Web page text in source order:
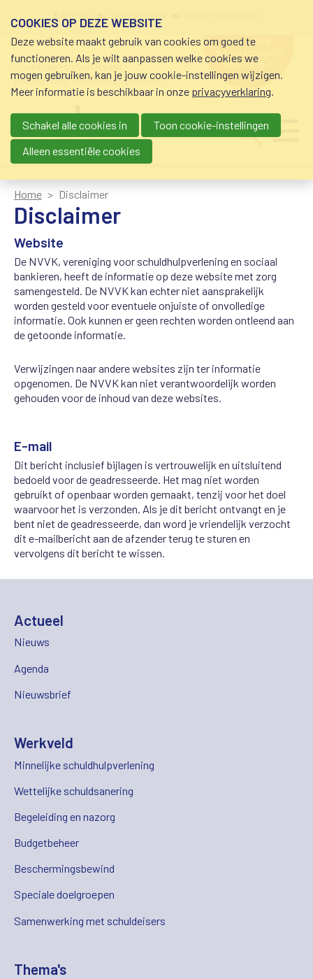
schuldhulp • sociaal krediet •
budgetbeheer • beschermingsbewind
hulp nodig
bij geldzorgen?
0800-8115.nl
Main navigation
Home Disclaimer
Disclaimer
Website
De NVVK, vereniging voor schuldhulpverlening en sociaal
bankieren, heeft de informatie op deze website met zorg
samengesteld. De NVVK kan echter niet aansprakelijk
worden gesteld voor eventuele onjuiste of onvolledige
informatie. Ook kunnen er geen rechten worden ontleend aan
de getoonde informatie.
Verwijzingen naar andere websites zijn ter informatie
opgenomen. De NVVK kan niet verantwoordelijk worden
gehouden voor de inhoud van deze websites.
E-mail
Dit bericht inclusief bijlagen is vertrouwelijk en uitsluitend
bedoeld voor de geadresseerde. Het mag niet worden
gebruikt of openbaar worden gemaakt, tenzij voor het doel
waarvoor het is verzonden. Als je dit bericht ontvangt en je
bent niet de geadresseerde, dan word je vriendelijk verzocht
dit e-mailbericht aan de afzender terug te sturen en
vervolgens dit bericht te wissen.
Actueel
Nieuws
Agenda
Nieuwsbrief
Werkveld
Minnelijke schuldhulpverlening
Wettelijke schuldsanering
Begeleiding en nazorg
Budgetbeheer
Beschermingsbewind
Speciale doelgroepen
Samenwerking met schuldeisers
Thema's
COOKIES OP DEZE WEBSITE
Deze website maakt gebruik van cookies om goed te
functioneren. Als je wilt aanpassen welke cookies we
mogen gebruiken, kan je jouw cookie-instellingen wijzigen.
Meer informatie is beschikbaar in onze privacyverklaring.
Schakel alle cookies in
Toon cookie-instellingen
Alleen essentiële cookies